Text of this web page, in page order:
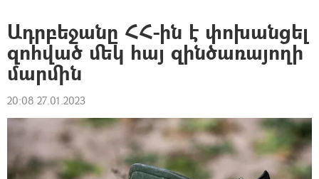
Ադրբեջանը ՀՀ-ին է փոխանցել
զոհված մեկ հայ զինծառայողի
մարմին
20:08 27.01.2023